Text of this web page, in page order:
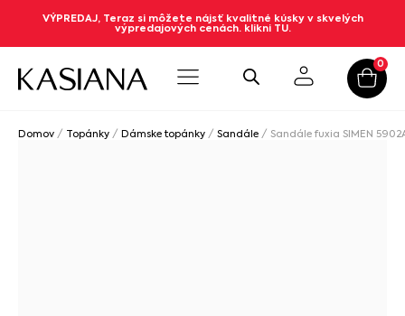
VÝPREDAJ, Teraz si môžete nájsť kvalitné kúsky v skvelých
výpredajových cenách. klikni TU.
0
Domov / Topánky / Dámske topánky / Sandále / Sandále fuxia SIMEN